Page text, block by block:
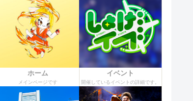
ホーム
メインページです
イベント
開催しているイベントの詳細です。